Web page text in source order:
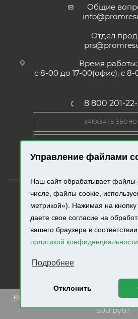
Управление файлами
Наш сайт обрабатывает файлы
числе, файлы cookie,
метрикой»). Нажимая на
даете свое согласие на
вашего браузера в
политикой конфиденциальности
Подробнее
Отклонить
Внимание! Минимальная сумма
500 руб.!
Общие
Отдел
Время
с 8-00 до 17-00(офис), с 8-
8 800 201-
ЗАКАЗАТЬ
2026 © «Промресурс». Все